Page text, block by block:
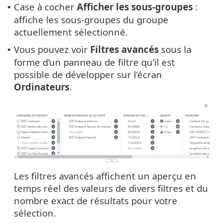
• Case à cocher Afficher les sous-groupes :
affiche les sous-groupes du groupe
actuellement sélectionné.
• Vous pouvez voir Filtres avancés sous la
forme d’un panneau de filtre qu’il est
possible de développer sur l’écran
Ordinateurs.
Les filtres avancés affichent un aperçu en
temps réel des valeurs de divers filtres et du
nombre exact de résultats pour votre
sélection.